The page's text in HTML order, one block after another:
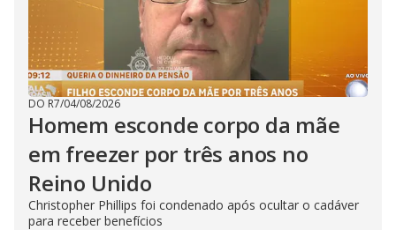
DO R7/04/08/2026
Homem esconde corpo da mãe
em freezer por três anos no
Reino Unido
Christopher Phillips foi condenado após ocultar o cadáver
para receber benefícios